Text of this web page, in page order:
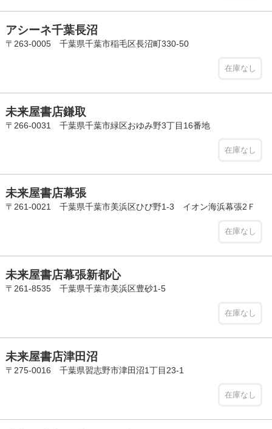
アシーネ千葉長沼
〒263-0005 千葉県千葉市稲毛区長沼町330-50
在庫なし
未来屋書店鎌取
〒266-0031 千葉県千葉市緑区おゆみ野3丁目16番地
在庫なし
未来屋書店幕張
〒261-0021 千葉県千葉市美浜区ひび野1-3 イオン海浜幕張2Ｆ
在庫なし
未来屋書店幕張新都心
〒261-8535 千葉県千葉市美浜区豊砂1-5
在庫なし
未来屋書店津田沼
〒275-0016 千葉県習志野市津田沼1丁目23-1
在庫なし